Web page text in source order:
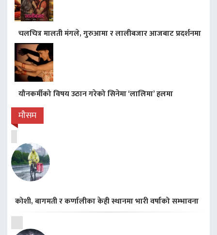
चलचित्र मालती मंगले, गुरुआमा र लालीबजार आजबाट प्रदर्शनमा
यौनकर्मीको विषय उठान गरेको सिनेमा ‘लालिमा’ हलमा
मौसम
कोशी, बागमती र कर्णालीका केही स्थानमा भारी वर्षाको सम्भावना